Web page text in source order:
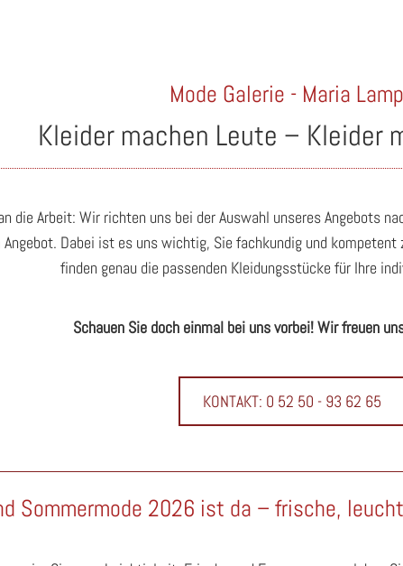
Mode Galerie - Maria
Kleider machen Leute – Kleider
die Arbeit: Wir richten uns bei der Auswahl unseres Angebots
Dabei ist es uns wichtig, Sie fachkundig und kompetent
finden genau die passenden Kleidungsstücke für Ihre
Schauen Sie doch einmal bei uns vorbei! Wir freuen
KONTAKT: 0 52 50 - 93 62 65
Sommermode 2026 ist da – frische,